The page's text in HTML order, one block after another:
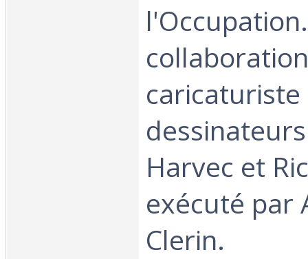
caricaturiste
Harvec et
exécuté par
Clerin.‎